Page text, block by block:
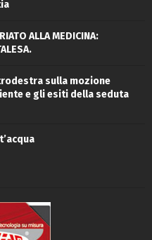
ALLA MEDICINA:
sulla mozione
e gli esiti della seduta